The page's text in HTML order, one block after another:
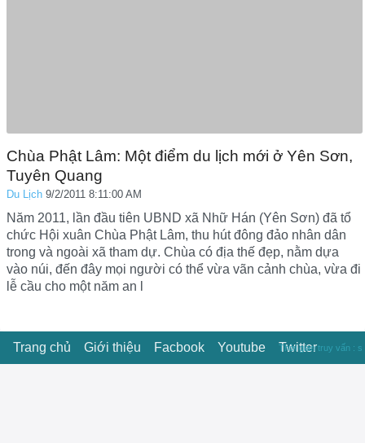
Chùa Phật Lâm: Một điểm du lịch mới ở Yên Sơn,
Tuyên Quang
Du Lịch 9/2/2011 8:11:00 AM
Năm 2011, lần đầu tiên UBND xã Nhữ Hán (Yên Sơn) đã tổ
chức Hội xuân Chùa Phật Lâm, thu hút đông đảo nhân dân
trong và ngoài xã tham dự. Chùa có địa thế đẹp, nằm dựa
vào núi, đến đây mọi người có thể vừa vãn cảnh chùa, vừa đi
lễ cầu cho một năm an l
Trang chủ Giới thiệu Facbook Youtube Twitter
Thời gian truy vấn : s